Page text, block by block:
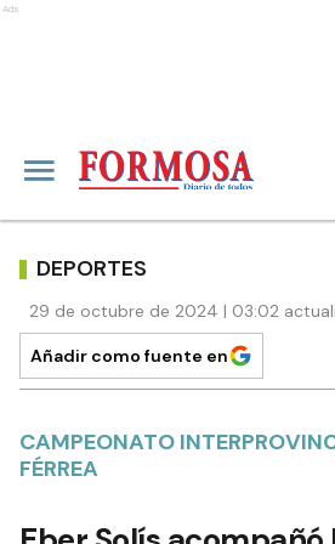
Ads
DEPORTES
29 de octubre de 2024 | 03:02
Añadir como fuente en
CAMPEONATO
FÉRREA